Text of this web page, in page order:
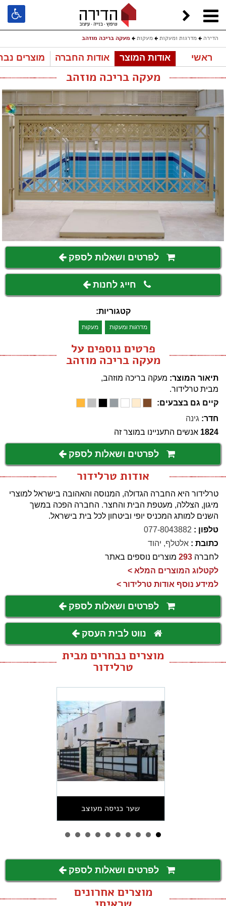
הדירה מדרגות ומעקות מעקות מעקה בריכה מוזהב
ראשי אודות המוצר אודות החברה מוצרים
מעקה בריכה מוזהב
לפרטים ושאלות לספק
חייג לחנות
קטגוריות:
מדרגות ומעקות מעקות
פרטים נוספים על
מעקה בריכה מוזהב
תיאור המוצר: מעקה בריכה מוזהב,
מבית טרלידור.
קיים גם בצבעים:
חדר: גינה
1824 אנשים התעניינו במוצר זה
לפרטים ושאלות לספק
אודות טרלידור
טרלידור היא החברה הגדולה, המנוסה והאהובה בישראל למוצרי
מיגון, הצללה, מעטפת הבית והחצר. החברה הפכה במשך
השנים למותג המכניס יופי וביטחון לכל בית בישראל.
טלפון : 077-8043882
כתובת : אלטלף, יהוד
לחברה 293 מוצרים נוספים באתר
לקטלוג המוצרים המלא >
למידע נוסף אודות טרלידור >
לפרטים ושאלות לספק
נווט לבית העסק
מוצרים נבחרים מבית
טרלידור
שער כניסה מעוצב
לפרטים ושאלות לספק
מוצרים אחרונים